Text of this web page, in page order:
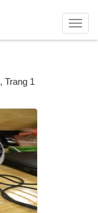
, Trang 1